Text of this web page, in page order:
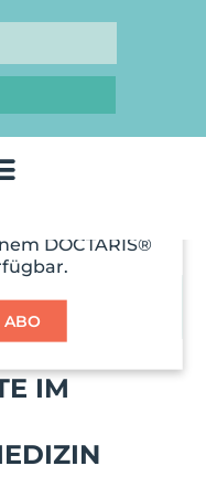
DOCTARIS®
ABO
IM